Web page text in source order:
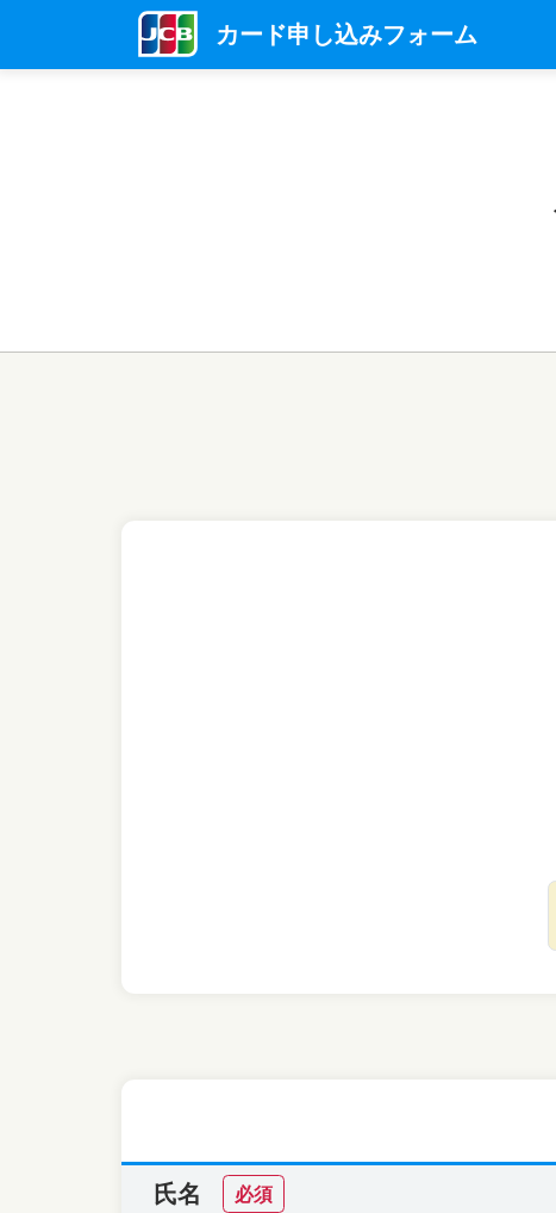
カード申し込みフォーム
氏名 必須